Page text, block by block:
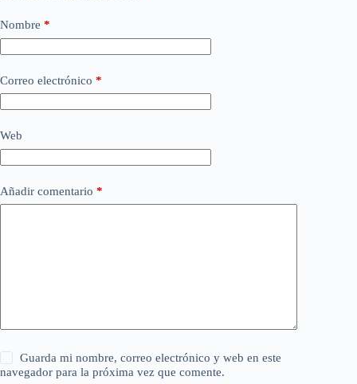
Nombre *
Correo electrónico *
Web
Añadir comentario *
Guarda mi nombre, correo electrónico y web en este
navegador para la próxima vez que comente.